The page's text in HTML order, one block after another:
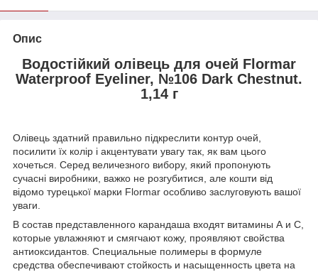
Опис
Водостійкий олівець для очей Flormar
Waterproof Eyeliner, №106 Dark Chestnut.
1,14 г
Олівець здатний правильно підкреслити контур очей,
посилити їх колір і акцентувати увагу так, як вам цього
хочеться. Серед величезного вибору, який пропонують
сучасні виробники, важко не розгубитися, але кошти від
відомо турецької марки Flormar особливо заслуговують вашої
уваги.
В состав представленного карандаша входят витамины А и С,
которые увлажняют и смягчают кожу, проявляют свойства
антиоксидантов. Специальные полимеры в формуле
средства обеспечивают стойкость и насыщенность цвета на